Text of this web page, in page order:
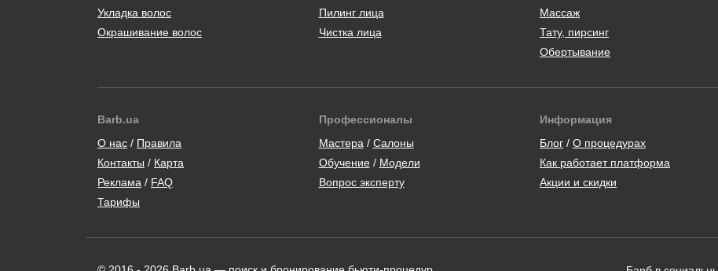
Укладка волос
Окрашивание волос
Пилинг лица
Чистка лица
Массаж
Тату, пирсинг
Обертывание
Barb.ua
/
Контакты / Карта
/
Тарифы
Профессионалы
Мастера / Салоны
Обучение/ Модели
Вопрос эксперту
Информация
Блог / О процедурах
Как работает платформа
Акции и скидки